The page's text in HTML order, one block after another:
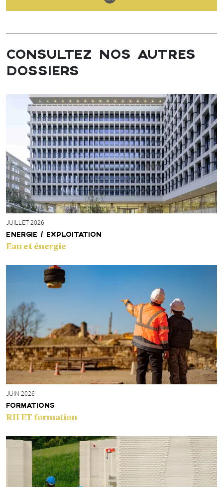
CONSULTEZ NOS AUTRES
DOSSIERS
JUILLET 2026
ENERGIE / EXPLOITATION
Eau et énergie
JUIN 2026
FORMATIONS
RH ET formation